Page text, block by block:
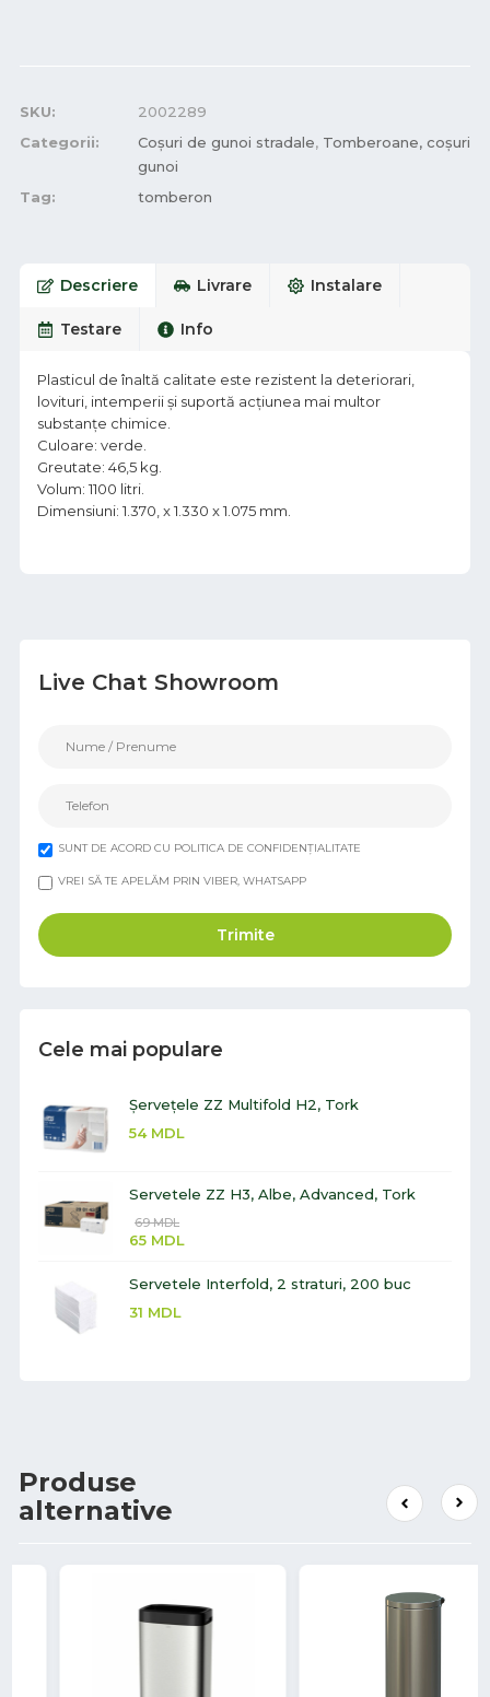
Live Chat Showroom
SUNT DE ACORD CU POLITICA DE CONFIDENȚIALITATE
VREI SĂ TE APELĂM PRIN VIBER, WHATSAPP
Trimite
Cele mai populare
Șervețele ZZ Multifold H2, Tork
54 MDL
Servetele ZZ H3, Albe, Advanced, Tork
69MDL
65 MDL
Servetele Interfold, 2 straturi, 200 buc
31 MDL
SKU:
2002289
Categorii:
Coşuri de gunoi stradale, Tomberoane, coșuri
gunoi
Tag:
tomberon
Descriere Livrare Instalare
Testare Info
Plasticul de înaltă calitate este rezistent la deteriorari,
lovituri, intemperii și suportă acțiunea mai multor
substanțe chimice.
Culoare: verde.
Greutate: 46,5 kg.
Volum: 1100 litri.
Dimensiuni: 1.370, x 1.330 x 1.075 mm.
Produse
alternative